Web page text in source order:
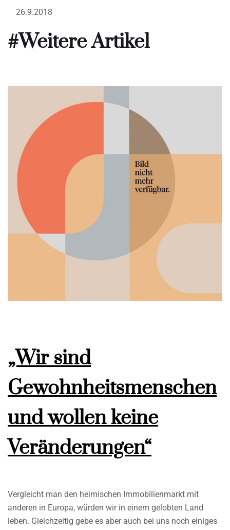
26.9.2018
#Weitere Artikel
„Wir sind
Gewohnheitsmenschen
und wollen keine
Veränderungen“
Vergleicht man den heimischen Immobilienmarkt mit
anderen in Europa, würden wir in einem gelobten Land
leben. Gleichzeitig gebe es aber auch bei uns noch einiges